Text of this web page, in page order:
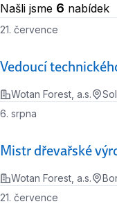
Našli jsme 6 nabídek
Vedoucí
21. července
Wotan Forest, a.s.
Mistr dřevařské
6. srpna
Wotan Forest, a.s.
21. července